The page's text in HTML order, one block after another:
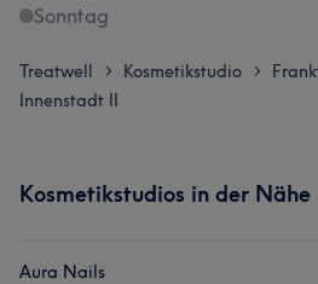
Sonntag
Treatwell > Kosmetikstudio >
Innenstadt II
Kosmetikstudios in der Nähe
Aura Nails